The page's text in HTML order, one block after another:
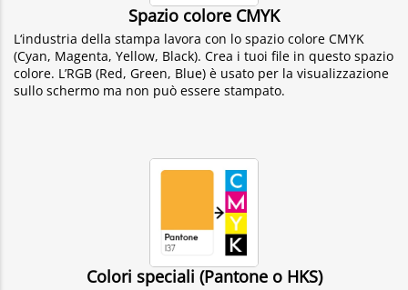
Spazio colore CMYK
L‘industria della stampa lavora con lo spazio colore CMYK
(Cyan, Magenta, Yellow, Black). Crea i tuoi file in questo spazio
colore. L’RGB (Red, Green, Blue) è usato per la visualizzazione
sullo schermo ma non può essere stampato.
Colori speciali (Pantone o HKS)